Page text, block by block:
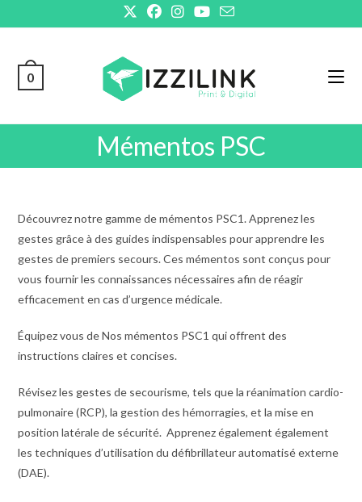
to
0
Mémentos PSC
Découvrez notre gamme de mémentos PSC1. Apprenez les
gestes grâce à des guides indispensables pour apprendre les
gestes de premiers secours. Ces mémentos sont conçus pour
vous fournir les connaissances nécessaires afin de réagir
efficacement en cas d’urgence médicale.
Équipez vous de Nos mémentos PSC1 qui offrent des
instructions claires et concises.
Révisez les gestes de secourisme, tels que la réanimation cardio-
pulmonaire (RCP), la gestion des hémorragies, et la mise en
position latérale de sécurité. Apprenez également également
les techniques d’utilisation du défibrillateur automatisé externe
(DAE).